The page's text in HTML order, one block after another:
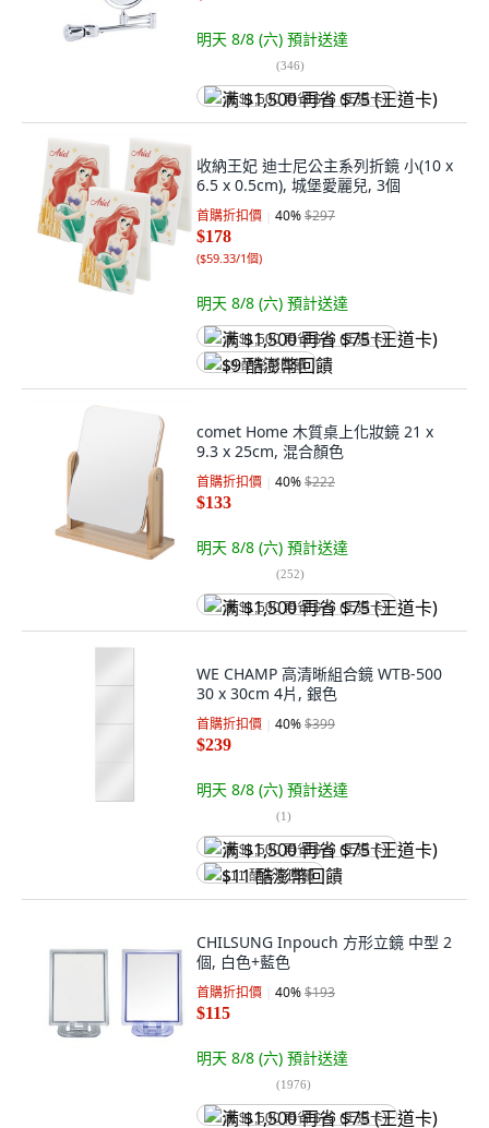
明天 8/8 (六) 預計送達
(346)
满 $1,500 再省 $75 (王道卡)
收納王妃 迪士尼公主系列折鏡 小(10 x
6.5 x 0.5cm), 城堡愛麗兒, 3個
首購折扣價 40%$297
$178
($59.33/1個)
明天 8/8 (六) 預計送達
满 $1,500 再省 $75 (王道卡)
$9 酷澎幣回饋
comet Home 木質桌上化妝鏡 21 x
9.3 x 25cm, 混合顏色
首購折扣價 40%$222
$133
明天 8/8 (六) 預計送達
(252)
满 $1,500 再省 $75 (王道卡)
WE CHAMP 高清晰組合鏡 WTB-500
30 x 30cm 4片, 銀色
首購折扣價 40%$399
$239
明天 8/8 (六) 預計送達
(1)
满 $1,500 再省 $75 (王道卡)
$11 酷澎幣回饋
CHILSUNG Inpouch 方形立鏡 中型 2
個, 白色+藍色
首購折扣價 40%$193
$115
明天 8/8 (六) 預計送達
(1976)
满 $1,500 再省 $75 (王道卡)